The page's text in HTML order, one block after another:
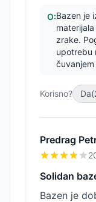
O:Bazen je
zrake.
upotrebu
Korisno? Da(
Predrag
Solidan
Bazen je